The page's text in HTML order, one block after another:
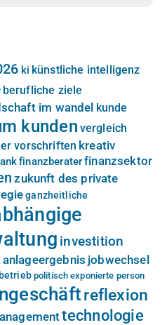
ki künstliche intelligenz
berufliche ziele
im wandel kunde
kunden vergleich
vorschriften kreativ
finanzberaterfinanzsektor
zukunft des private
ganzheitliche
investition
anlageergebnis jobwechsel
betrieb politisch exponierte person
reflexion
technologie